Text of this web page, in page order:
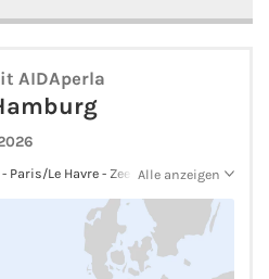
AIDAperla
Le Havre - Zeebrügge -Alle anzeigen